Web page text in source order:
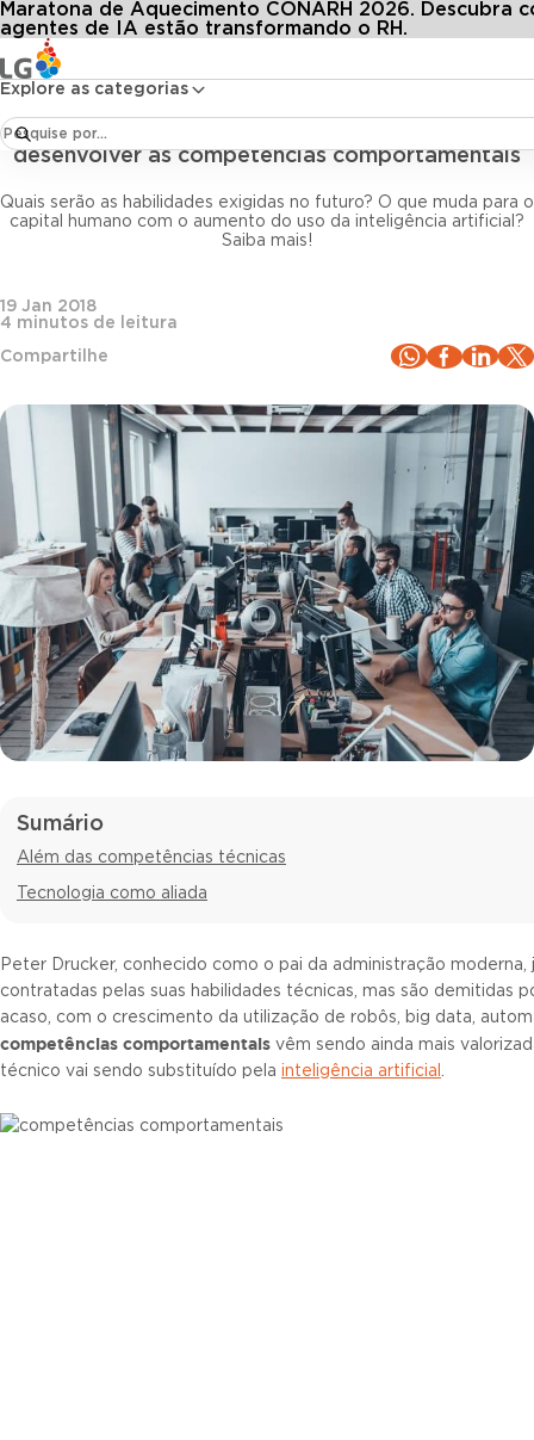
Explore as categorias
Maratona de Aquecimento CONARH 2026. Descubra
agentes de IA estão transformando o RH.
Conteúdos Blog LG Todos os artigos
x pessoas: chegou a hora de desenvolver as competências
Tecnologia e Inovação
Tecnologia x pessoas: chegou a hora de
desenvolver as competências comportamentais
Quais serão as habilidades exigidas no futuro? O que muda para o
capital humano com o aumento do uso da inteligência artificial?
Saiba mais!
19 Jan 2018
4 minutos de leitura
Compartilhe
Sumário
Além das competências técnicas
Tecnologia como aliada
Peter Drucker, conhecido como o pai da administração moderna,
contratadas pelas suas habilidades técnicas, mas são demitidas
acaso, com o crescimento da utilização de robôs, big data,
competências comportamentais vêm sendo ainda mais
técnico vai sendo substituído pela inteligência artificial .